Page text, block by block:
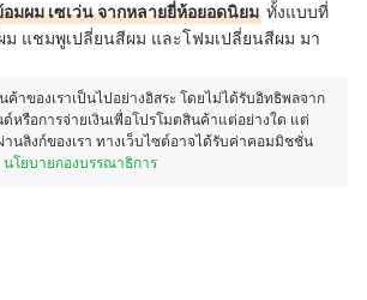
อมผม เซเว่น จากหลายยี่ห้อยอดนิยม ทั้งแบบที่
ม แชมพูเปลี่ยนสีผม และโฟมเปลี่ยนสีผม มา
าของเราเป็นไปอย่างอิสระ โดยไม่ได้รับอิทธิพลจาก
หรือการจ่ายเงินเพื่อโปรโมตสินค้าแต่อย่างใด แต่
นลิงก์ของเรา ทางเว็บไซต์อาจได้รับค่าคอมมิชชั่น
นโยบายกองบรรณาธิการ